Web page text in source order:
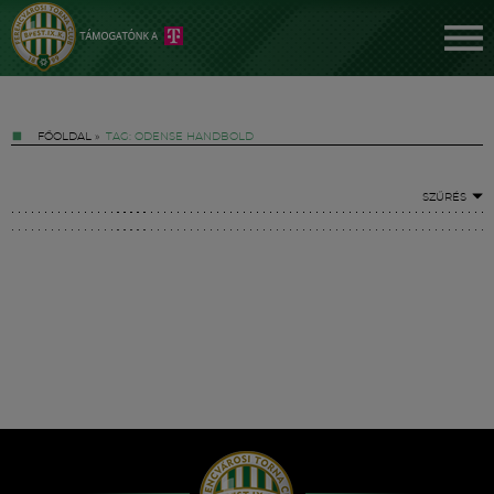
FŐOLDAL » TAG: ODENSE HANDBOLD
SZŰRÉS
Hírek